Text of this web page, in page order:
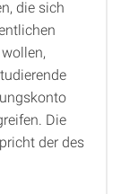
die sich
Die
der des